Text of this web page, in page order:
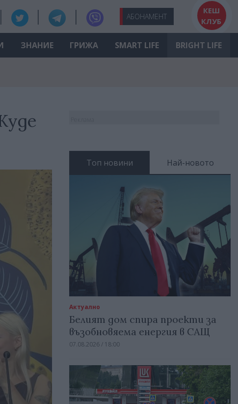
АБОНАМЕНТ
КЕШ
КЛУБ
ЗНАНИЕ ГРИЖА SMART LIFE BRIGHT LIFE
Топ новини Най-новото
Актуално
Белият дом спира проекти за
възобновяема енергия в САЩ
07.08.2026 / 18:00